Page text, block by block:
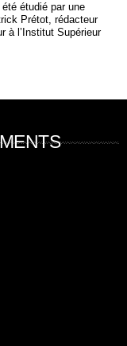
étudié par une
Prétot, rédacteur
à l’Institut Supérieur